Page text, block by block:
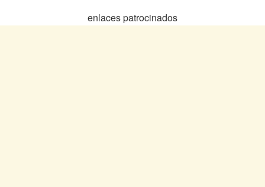
enlaces patrocinados